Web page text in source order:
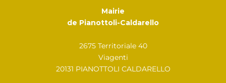
Mairie
de Pianottoli-Caldarello
2675 Territoriale 40
Viagenti
20131 PIANOTTOLI CALDARELLO